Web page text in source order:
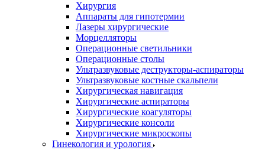
Хирургия
Аппараты для гипотермии
Лазеры хирургические
Морцелляторы
Операционные светильники
Операционные столы
Ультразвуковые деструкторы-аспираторы
Ультразвуковые костные скальпели
Хирургическая навигация
Хирургические аспираторы
Хирургические коагуляторы
Хирургические консоли
Хирургические микроскопы
Гинекология и урология